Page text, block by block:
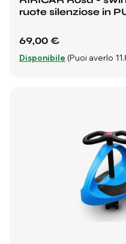
ruote silenziose in
69,00 €
Disponibile (Puoi averlo